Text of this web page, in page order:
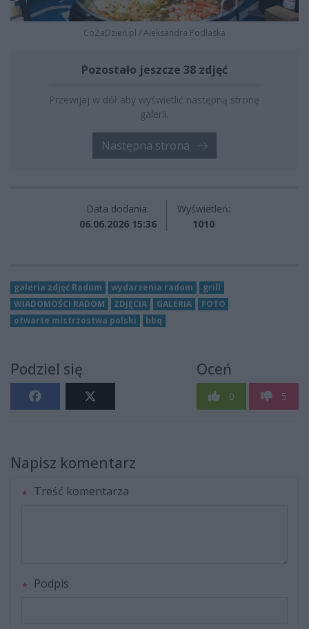
CoZaDzień.pl /Aleksandra Podlaska
Pozostało jeszcze 38 zdjęć
Przewijaj w dół aby wyświetlić następną stronę
galerii.
Następna strona
Data dodania:
06.06.2026 15:36
Wyświetleń:
1010
galeria zdjęć Radom wydarzenia radom
grill
WIADOMOŚCI RADOM
ZDJĘCIA GALERIA
FOTO
otwarte mistrzostwa polski
bbq
Podziel się Oceń
0 5
Napisz komentarz
Treść komentarza
Podpis